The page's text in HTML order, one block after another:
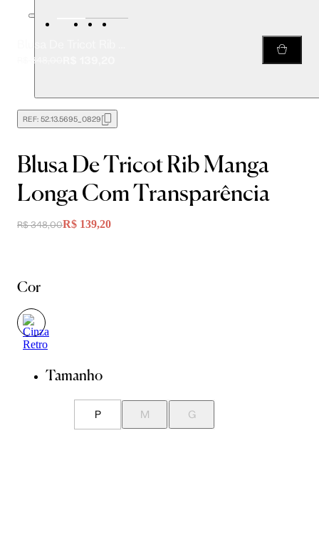
R$ 348,00
REF: 52.13.5695_0829
Blusa De Tricot Rib Manga
Longa Com Transparência
R$ 348,00R$ 139,20
Cor
Tamanho
P M G